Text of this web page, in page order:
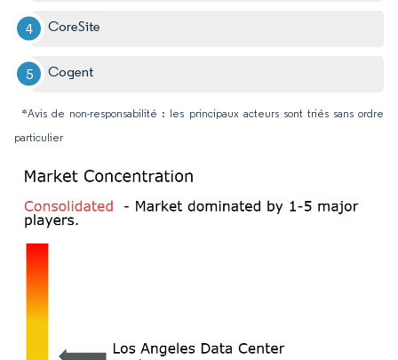
CoreSite
Cogent
*Avis de non-responsabilité : les principaux acteurs sont triés sans ordre
particulier